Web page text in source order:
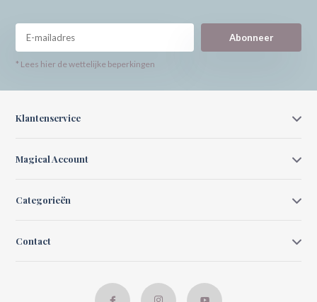
Abonneer
* Lees hier de wettelijke beperkingen
Klantenservice
Magical Account
Categorieën
Contact